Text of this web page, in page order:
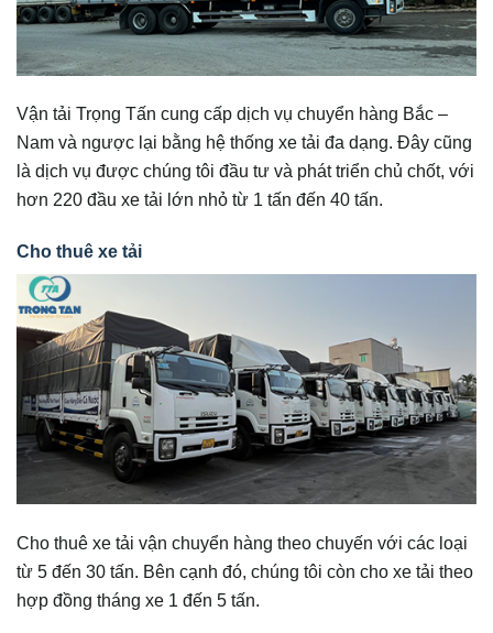
Vận tải Trọng Tấn cung cấp dịch vụ chuyển hàng Bắc –
Nam và ngược lại bằng hệ thống xe tải đa dạng. Đây cũng
là dịch vụ được chúng tôi đầu tư và phát triển chủ chốt, với
hơn 220 đầu xe tải lớn nhỏ từ 1 tấn đến 40 tấn.
Cho thuê xe tải
Cho thuê xe tải vận chuyển hàng theo chuyến với các loại
từ 5 đến 30 tấn. Bên cạnh đó, chúng tôi còn cho xe tải theo
hợp đồng tháng xe 1 đến 5 tấn.